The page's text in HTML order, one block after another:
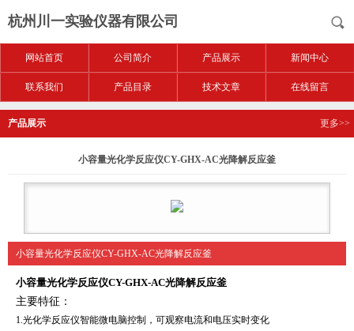
杭州川一实验仪器有限公司
网站首页 公司简介 产品展示 新闻中心
联系我们 产品目录 技术文章 在线留言
产品展示 更多>>
小容量光化学反应仪CY-GHX-AC光降解反应釜
小容量光化学反应仪CY-GHX-AC光降解反应釜
小容量光化学反应仪CY-GHX-AC光降解反应釜
主要特征：
1.光化学反应仪智能微电脑控制，可观察电流和电压实时变化